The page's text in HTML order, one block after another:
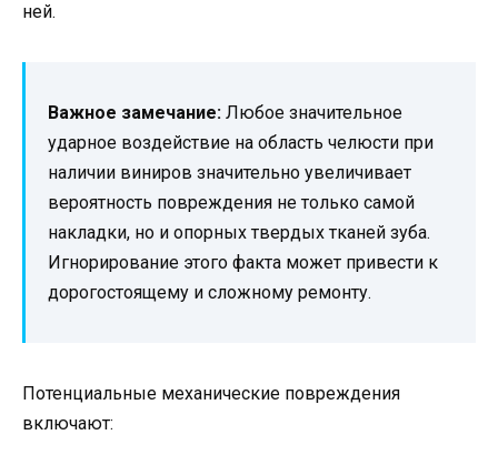
ней.
Важное замечание: Любое значительное
ударное воздействие на область челюсти при
наличии виниров значительно увеличивает
вероятность повреждения не только самой
накладки, но и опорных твердых тканей зуба.
Игнорирование этого факта может привести к
дорогостоящему и сложному ремонту.
Потенциальные механические повреждения
включают: